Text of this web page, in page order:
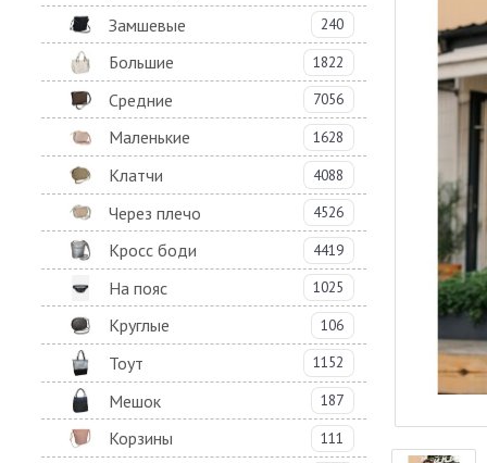
Замшевые 240
Большие 1822
Средние 7056
Маленькие 1628
Клатчи 4088
Через плечо 4526
Кросс боди 4419
На пояс 1025
Круглые 106
Тоут 1152
Мешок 187
Корзины 111